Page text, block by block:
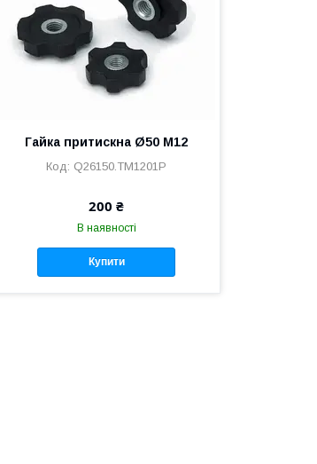
Гайка притискна Ø50 М12
Q26150.TM1201P
200 ₴
В наявності
Купити